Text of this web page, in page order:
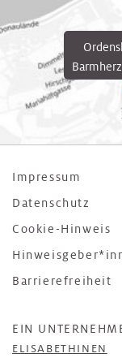
Impressum
Datenschutz
Cookie-Hinweis
Barrierefreiheit
EIN
ELISABETHINEN